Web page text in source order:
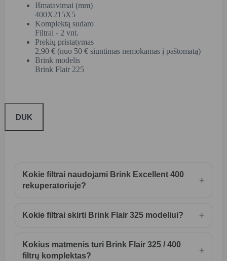
Išmatavimai (mm)
400X215X5
Komplektą sudaro
Filtrai - 2 vnt.
Prekių pristatymas
2,90 € (nuo 50 € siuntimas nemokamas į paštomatą)
Brink modelis
Brink Flair 225
DUK
Kokie filtrai naudojami Brink Excellent 400
rekuperatoriuje?
+
Kokie filtrai skirti Brink Flair 325 modeliui? +
Kokius matmenis turi Brink Flair 325 / 400
filtrų komplektas?
+